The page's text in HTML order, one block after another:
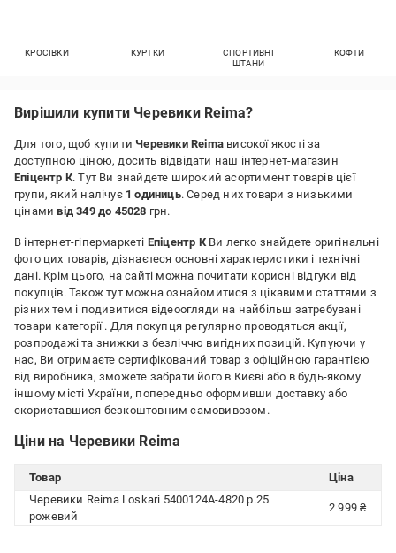
КРОСІВКИ КУРТКИ
СПОРТИВНІ
ШТАНИ
КОФТИ
Вирішили купити Черевики Reima?
Для того, щоб купитиЧеревики Reima високої якості за
доступною ціною, досить відвідати наш інтернет-магазин
Епіцентр К. Тут Ви знайдете широкий асортимент товарів цієї
групи, який налічує 1 одиниць. Серед них товари з низькими
цінамивід 349 до 45028 грн.
В інтернет-гіпермаркеті Епіцентр КВи легко знайдете оригінальні
фото цих товарів, дізнаєтеся основні характеристики і технічні
дані. Крім цього, на сайті можна почитати корисні відгуки від
покупців. Також тут можна ознайомитися з цікавими статтями з
різних тем і подивитися відеоогляди на найбільш затребувані
товари категорії . Для покупця регулярно проводяться акції,
розпродажі та знижки з безліччю вигідних позицій. Купуючи у
нас, Ви отримаєте сертифікований товар з офіційною гарантією
від виробника, зможете забрати його в Києві або в будь-якому
іншому місті України, попередньо оформивши доставку або
скориставшися безкоштовним самовивозом.
Ціни на Черевики Reima
Товар
Ціна
Черевики Reima Loskari 5400124A-4820 р.25
рожевий
2 999 ₴